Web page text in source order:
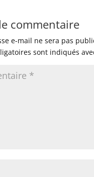
commentaire
e-mail ne sera pas
sont indiqués